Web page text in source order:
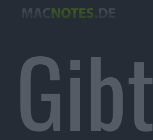
Gibt